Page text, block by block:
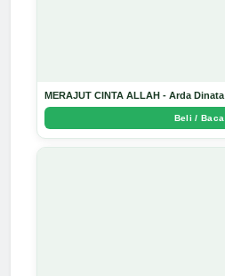
MERAJUT CINTA ALLAH - Arda Dinata
Beli / Baca